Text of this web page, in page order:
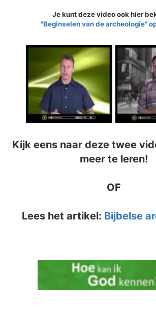
Je kunt deze video ook hier
"Beginselen van de archeologie"
Kijk eens naar deze twee
meer te leren!
OF
Lees het artikel: Bijbelse